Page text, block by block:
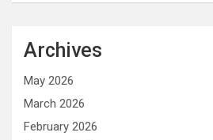
Archives
May 2026
March 2026
February 2026